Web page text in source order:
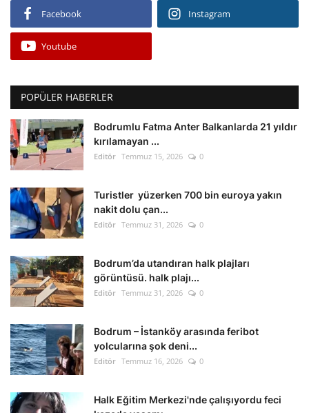
Facebook Instagram
Youtube
POPÜLER HABERLER
Bodrumlu Fatma Anter Balkanlarda 21 yıldır
kırılamayan ...
Editör Temmuz 15, 2026 0
Turistler yüzerken 700 bin euroya yakın
nakit dolu çan...
Editör Temmuz 31, 2026 0
Bodrum’da utandıran halk plajları
görüntüsü. halk plajı...
Editör Temmuz 31, 2026 0
Bodrum – İstanköy arasında feribot
yolcularına şok deni...
Editör Temmuz 16, 2026 0
Halk Eğitim Merkezi'nde çalışıyordu feci